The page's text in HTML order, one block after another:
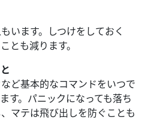
います。しつけをしておく
とも減ります。
ど基本的なコマンドをいつで
す。パニックになっても落ち
マテは飛び出しを防ぐことも